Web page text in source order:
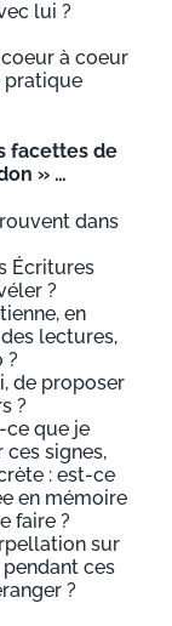
lui ?
à coeur
pratique
facettes de
» …
dans
Écritures
?
en
lectures,
?
de proposer
?
ce que je
ces signes,
: est-ce
en mémoire
faire ?
sur
ces
?